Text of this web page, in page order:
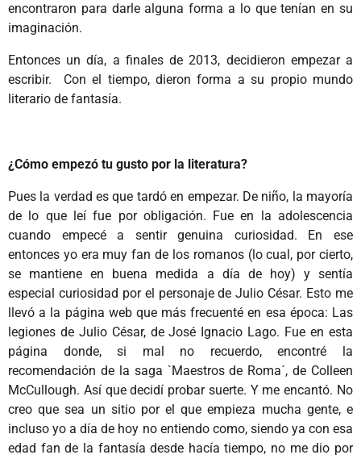
encontraron para darle alguna forma a lo que tenían en su
imaginación.
Entonces un día, a finales de 2013, decidieron empezar a
escribir. Con el tiempo, dieron forma a su propio mundo
literario de fantasía.
¿Cómo empezó tu gusto por la literatura?
Pues la verdad es que tardó en empezar. De niño, la mayoría
de lo que leí fue por obligación. Fue en la adolescencia
cuando empecé a sentir genuina curiosidad. En ese
entonces yo era muy fan de los romanos (lo cual, por cierto,
se mantiene en buena medida a día de hoy) y sentía
especial curiosidad por el personaje de Julio César. Esto me
llevó a la página web que más frecuenté en esa época: Las
legiones de Julio César, de José Ignacio Lago. Fue en esta
página donde, si mal no recuerdo, encontré la
recomendación de la saga `Maestros de Roma´, de Colleen
McCullough. Así que decidí probar suerte. Y me encantó. No
creo que sea un sitio por el que empieza mucha gente, e
incluso yo a día de hoy no entiendo como, siendo ya con esa
edad fan de la fantasía desde hacía tiempo, no me dio por